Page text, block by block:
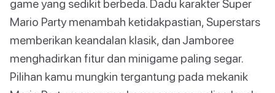
game yang sedikit berbeda. Dadu karakter Super
Mario Party menambah ketidakpastian, Superstars
memberikan keandalan klasik, dan Jamboree
menghadirkan fitur dan minigame paling segar.
Pilihan kamu mungkin tergantung pada mekanik